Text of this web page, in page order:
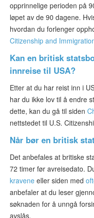
opprinnelige perioden på
løpet av de 90 dagene.
hvordan du forlenger
Citizenship and
Kan en britisk
innreise til USA?
Etter at du har reist inn i
har du ikke lov til å endre
dette, kan du gå til siden
nettstedet til U.S.
Når bør en britisk
Det anbefales at britiske
72 timer før avreisedato.
kravene eller siden med
anbefaler at du leser
søknaden for å unngå
avslås.